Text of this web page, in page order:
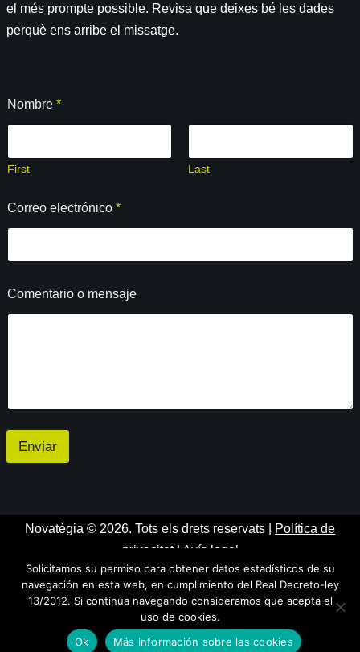
el més prompte possible. Revisa que deixes bé les dades
perquè ens arribe el missatge.
Nombre *
First Last
Correo electrónico *
C
o
s
j
Comentario o mensaje
Enviar
Novatègia © 2026. Tots els drets reservats |
Política de
privacitat| Avís legal
Neve| Powered byWordPress
Solicitamos su permiso para obtener datos estadísticos de su
navegación en esta web, en cumplimiento del Real Decreto-ley
13/2012. Si continúa navegando consideramos que acepta el
uso de cookies.
Ok
Más información sobre las cookies